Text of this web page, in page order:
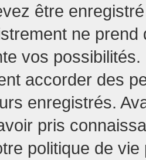
être
ne
vos possibilités.
accorder des
enregistrés.
pris
politique de